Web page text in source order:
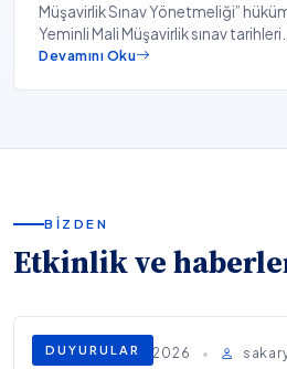
Müşavirlik Sınav Yönetmeliği”
Yeminli Mali Müşavirlik sınav tarihleri…
Devamını Oku
BIZDEN
Etkinlik ve
DUYURULAR
Temmuz 28, 2026 •